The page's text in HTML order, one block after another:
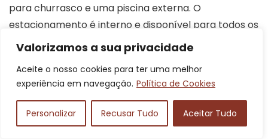
Valorizamos a sua privacidade
Aceite o nosso cookies para ter uma melhor
experiência em navegação. Política de Cookies
Personalizar Recusar Tudo Aceitar Tudo
para churrasco e uma piscina externa. O
estacionamento é interno e disponível para todos os
hóspedes.
Horário de
13h30 até às 23h59
check-in – 12h00 check-
out